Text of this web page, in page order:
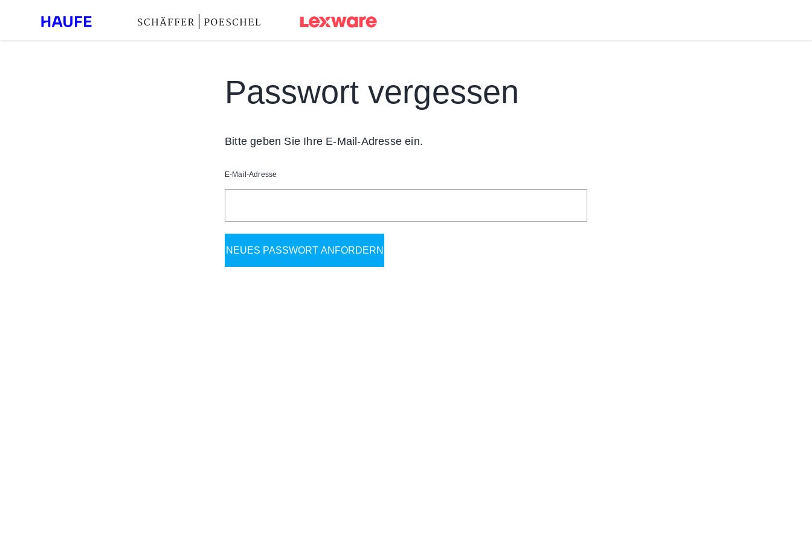
Passwort vergessen
Bitte geben Sie Ihre E-Mail-Adresse ein.
E-Mail-Adresse